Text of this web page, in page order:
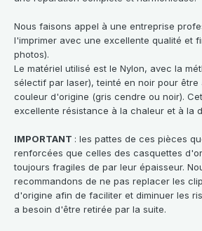
Nous faisons appel à une entreprise
l'imprimer avec une excellente qualité et
photos).
Le matériel utilisé est le Nylon, avec la
sélectif par laser), teinté en noir pour être
couleur d'origine (gris cendre ou noir).
excellente résistance à la chaleur et à la
IMPORTANT : les pattes de ces pièces
renforcées que celles des casquettes
toujours fragiles de par leur épaisseur.
recommandons de ne pas replacer les
d'origine afin de faciliter et diminuer les
a besoin d'être retirée par la suite.